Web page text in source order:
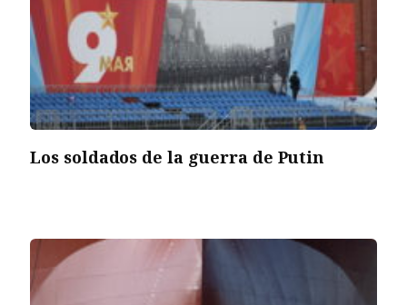
Los soldados de la guerra de Putin